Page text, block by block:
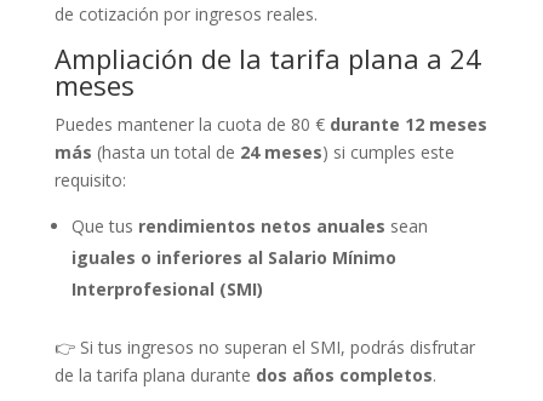
de cotización por ingresos reales.
Ampliación de la tarifa plana a 24
meses
Puedes mantener la cuota de 80 € durante 12 meses
más (hasta un total de 24 meses) si cumples este
requisito:
Que tus rendimientos netos anuales sean
iguales o inferiores al Salario Mínimo
Interprofesional (SMI)
👉 Si tus ingresos no superan el SMI, podrás disfrutar
de la tarifa plana durante dos años completos.